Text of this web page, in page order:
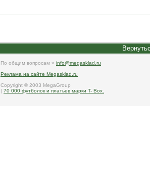
По общим вопросам » info@megasklad.ru
Реклама на сайте Megasklad.ru
Copyright © 2003 MegaGroup
| 70 000 футболок и платьев марки T- Box.